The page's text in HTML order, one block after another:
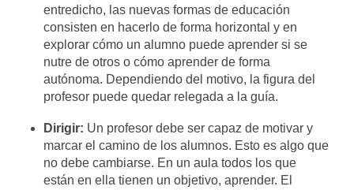
entredicho, las nuevas formas de educación
consisten en hacerlo de forma horizontal y en
explorar cómo un alumno puede aprender si se
nutre de otros o cómo aprender de forma
autónoma. Dependiendo del motivo, la figura del
profesor puede quedar relegada a la guía.
Dirigir: Un profesor debe ser capaz de motivar y
marcar el camino de los alumnos. Esto es algo que
no debe cambiarse. En un aula todos los que
están en ella tienen un objetivo, aprender. El